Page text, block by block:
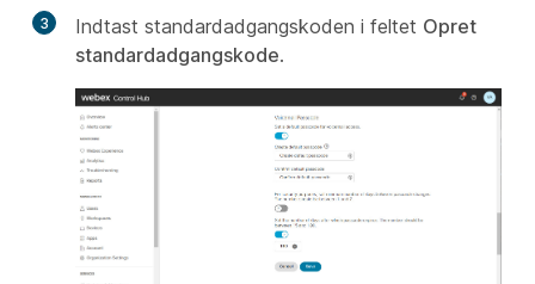
3 Indtast standardadgangskoden i feltet Opret
standardadgangskode.